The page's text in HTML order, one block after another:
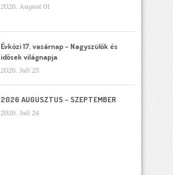
2026. August 01
Évközi 17. vasárnap – Nagyszülők és
idősek világnapja
2026. Juli 25
2026 AUGUSZTUS – SZEPTEMBER
2026. Juli 24